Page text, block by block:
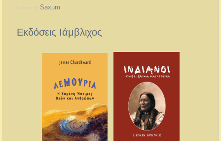
Powered by Saxum
Εκδόσεις Ιάμβλιχος